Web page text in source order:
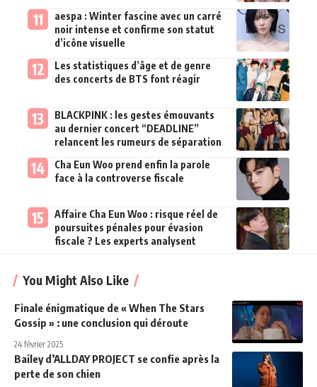
aespa : Winter fascine avec un carré
noir intense et confirme son statut
d’icône visuelle
Les statistiques d’âge et de genre
des concerts de BTS font réagir
BLACKPINK : les gestes émouvants
au dernier concert “DEADLINE”
relancent les rumeurs de séparation
Cha Eun Woo prend enfin la parole
face à la controverse fiscale
Affaire Cha Eun Woo : risque réel de
poursuites pénales pour évasion
fiscale ? Les experts analysent
You Might Also Like
Finale énigmatique de « When The Stars
Gossip » : une conclusion qui déroute
24 février 2025
Bailey d’ALLDAY PROJECT se confie après la
perte de son chien